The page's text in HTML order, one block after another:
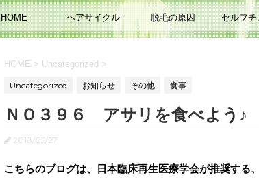
HOME ヘアサイクル 脱毛の原因 セルフチ
HOME > Uncategorized >
Uncategorized お知らせ その他 食事
ＮＯ３９６ アサリを食べよう♪
2018/05/27
こちらのブログは、日本臨床再生医療学会が推奨する、